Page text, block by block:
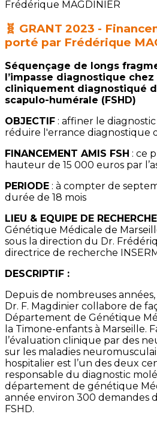
🧬 GRANT 2023 -
porté par Frédérique
Séquençage de longs
l’impasse diagnostique
cliniquement diagnostiqué
scapulo-humérale (FSHD)
OBJECTIF : affiner le
réduire l'errance diagnostique
FINANCEMENT AMIS FSH : ce
hauteur de 15 000 euros par
PERIODE : à compter de
durée de 18 mois
LIEU & EQUIPE DE RECHERCHE
Génétique Médicale de
sous la direction du Dr.
directrice de recherche
DESCRIPTIF :
Depuis de nombreuses
Dr. F. Magdinier collabore de
Département de Génétique
la Timone-enfants à Marseille.
l’évaluation clinique par des
sur les maladies
hospitalier est l’un des deux
responsable du diagnostic
département de génétique
année environ 300 demandes
FSHD.